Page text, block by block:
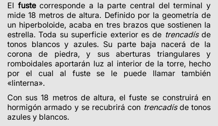
El fustecorresponde a la parte central del terminal y
mide 18 metros de altura. Definido por la geometría de
un hiperboloide, acaba en tres brazos que sostienen la
estrella. Toda su superficie exterior es de trencadísde
tonos blancos y azules. Su parte baja nacerá de la
corona de piedra, y sus aberturas triangulares y
romboidales aportarán luz al interior de la torre, hecho
por el cual al fuste se le puede llamar también
«linterna».
Con sus 18 metros de altura, el fuste se construirá en
hormigón armado y se recubrirá con trencadísde tonos
azules y blancos.